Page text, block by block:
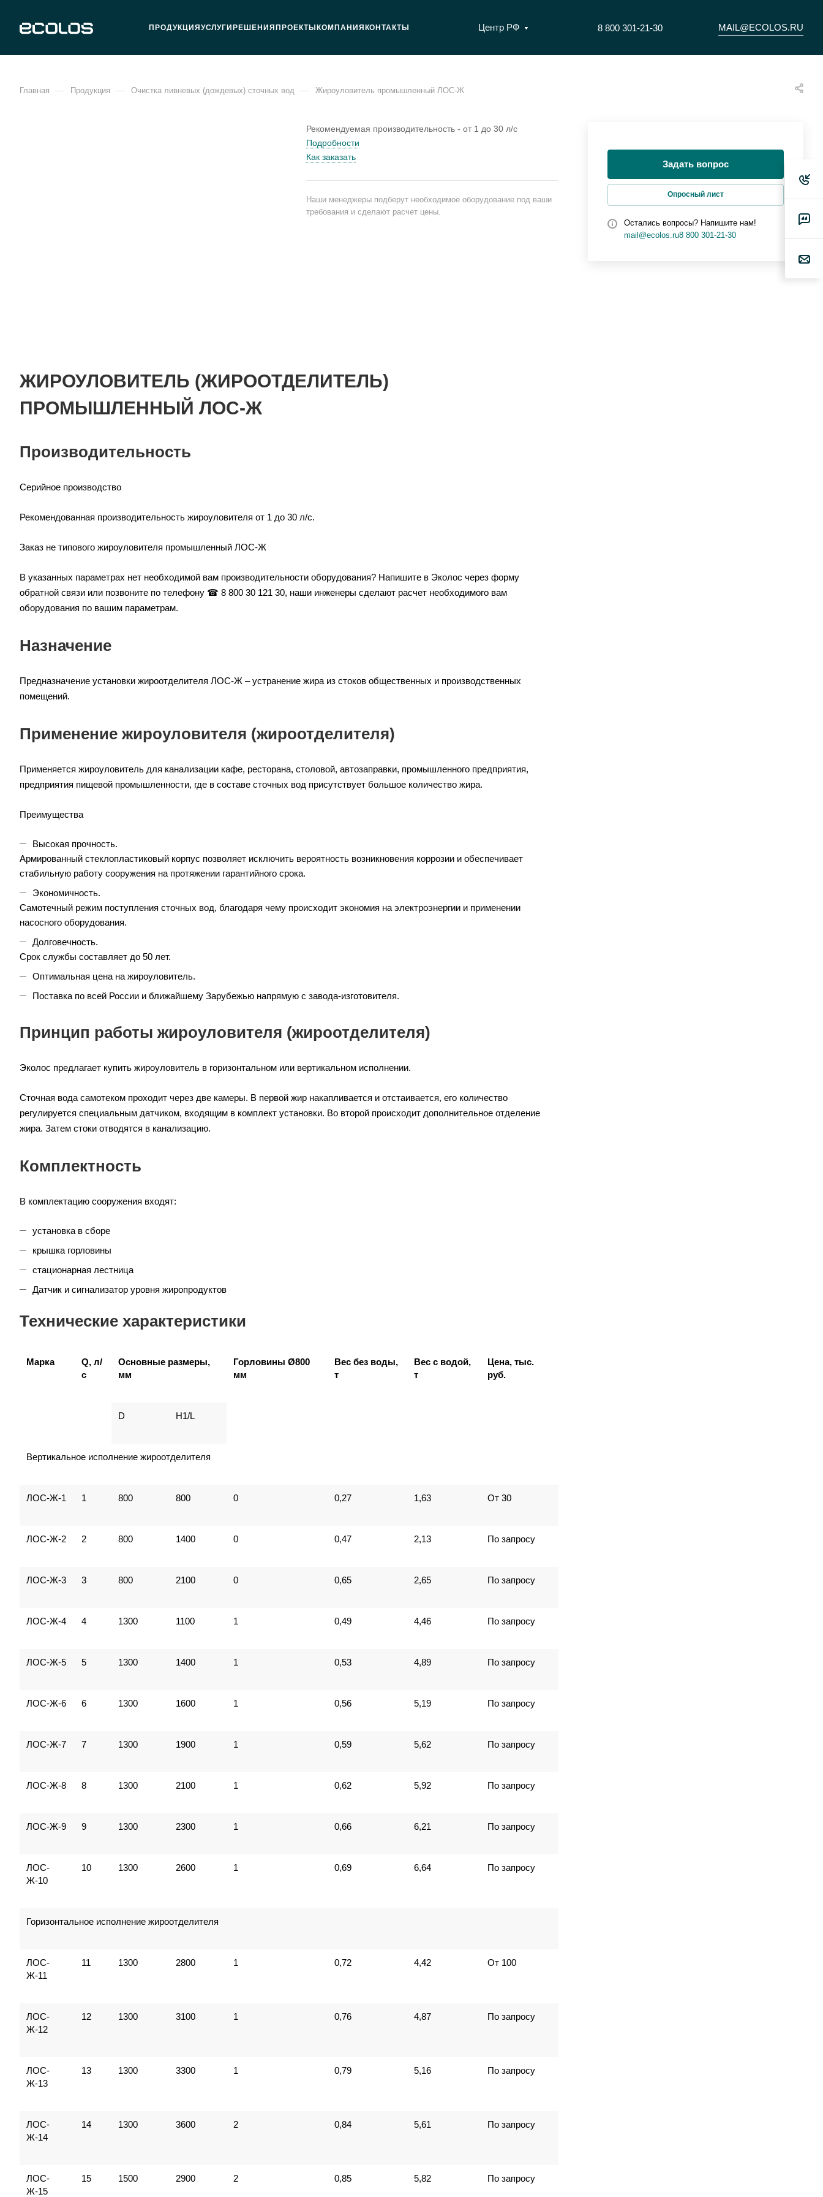
ПРОДУКЦИЯУСЛУГИРЕШЕНИЯПРОЕКТЫКОМПАНИЯКОНТАКТЫ Центр РФ 8 800 301-21-30 MAIL@ECOLOS.RU
Главная — Продукция — Очистка ливневых (дождевых) сточных вод — Жироуловитель промышленный ЛОС-Ж
Задать вопрос
Опросный лист
Остались вопросы? Напишите нам!
mail@ecolos.ru8 800 301-21-30
Рекомендуемая производительность - от 1 до 30 л/с
Подробности
Как заказать
Наши менеджеры подберут необходимое оборудование под ваши
требования и сделают расчет цены.
ЖИРОУЛОВИТЕЛЬ (ЖИРООТДЕЛИТЕЛЬ)
ПРОМЫШЛЕННЫЙ ЛОС-Ж
Производительность
Серийное производство
Рекомендованная производительность жироуловителя от 1 до 30 л/с.
Заказ не типового жироуловителя промышленный ЛОС-Ж
В указанных параметрах нет необходимой вам производительности оборудования? Напишите в Эколос через форму
обратной связи или позвоните по телефону ☎ 8 800 30 121 30, наши инженеры сделают расчет необходимого вам
оборудования по вашим параметрам.
Назначение
Предназначение установки жироотделителя ЛОС-Ж – устранение жира из стоков общественных и производственных
помещений.
Применение жироуловителя (жироотделителя)
Применяется жироуловитель для канализации кафе, ресторана, столовой, автозаправки, промышленного предприятия,
предприятия пищевой промышленности, где в составе сточных вод присутствует большое количество жира.
Преимущества
Высокая прочность.
Армированный стеклопластиковый корпус позволяет исключить вероятность возникновения коррозии и обеспечивает
стабильную работу сооружения на протяжении гарантийного срока.
Экономичность.
Самотечный режим поступления сточных вод, благодаря чему происходит экономия на электроэнергии и применении
насосного оборудования.
Долговечность.
Срок службы составляет до 50 лет.
Оптимальная цена на жироуловитель.
Поставка по всей России и ближайшему Зарубежью напрямую с завода-изготовителя.
Принцип работы жироуловителя (жироотделителя)
Эколос предлагает купить жироуловитель в горизонтальном или вертикальном исполнении.
Сточная вода самотеком проходит через две камеры. В первой жир накапливается и отстаивается, его количество
регулируется специальным датчиком, входящим в комплект установки. Во второй происходит дополнительное отделение
жира. Затем стоки отводятся в канализацию.
Комплектность
В комплектацию сооружения входят:
установка в сборе
крышка горловины
стационарная лестница
Датчик и сигнализатор уровня жиропродуктов
Технические характеристики
Марка
Q, л/
с
Основные размеры,
мм
Горловины Ø800
мм
Вес без воды,
т
Вес с водой,
т
Цена, тыс.
руб.
D H1/L
Вертикальное исполнение жироотделителя
ЛОС-Ж-1 1 800 800 0 0,27 1,63 От 30
ЛОС-Ж-2 2 800 1400 0 0,47 2,13 По запросу
ЛОС-Ж-3 3 800 2100 0 0,65 2,65 По запросу
ЛОС-Ж-4 4 1300 1100 1 0,49 4,46 По запросу
ЛОС-Ж-5 5 1300 1400 1 0,53 4,89 По запросу
ЛОС-Ж-6 6 1300 1600 1 0,56 5,19 По запросу
ЛОС-Ж-7 7 1300 1900 1 0,59 5,62 По запросу
ЛОС-Ж-8 8 1300 2100 1 0,62 5,92 По запросу
ЛОС-Ж-9 9 1300 2300 1 0,66 6,21 По запросу
ЛОС-
Ж-10
10 1300 2600 1 0,69 6,64 По запросу
Горизонтальное исполнение жироотделителя
ЛОС-
Ж-11
11 1300 2800 1 0,72 4,42 От 100
ЛОС-
Ж-12
12 1300 3100 1 0,76 4,87 По запросу
ЛОС-
Ж-13
13 1300 3300 1 0,79 5,16 По запросу
ЛОС-
Ж-14
14 1300 3600 2 0,84 5,61 По запросу
ЛОС-
Ж-15
15 1500 2900 2 0,85 5,82 По запросу